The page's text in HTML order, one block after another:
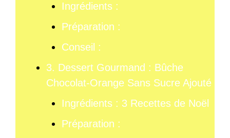
Ingrédients :
Préparation :
Conseil :
3. Dessert Gourmand : Bûche
Chocolat-Orange Sans Sucre Ajouté
Ingrédients : 3 Recettes de Noël
Préparation :